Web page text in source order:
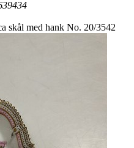
skål med hank No. 20/3542